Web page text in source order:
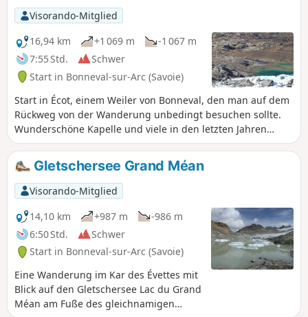
Visorando-Mitglied
16,94 km
+1 069 m
-1 067 m
7:55 Std.
Schwer
Start in Bonneval-sur-Arc (Savoie)
Start in Écot, einem Weiler von Bonneval, den man auf dem
Rückweg von der Wanderung unbedingt besuchen sollte.
Wunderschöne Kapelle und viele in den letzten Jahren
renovierte Häuser. Es ist das höchstgelegene bewohnte Dorf
Frankreichs, außer im Winter.
Gletschersee Grand Méan
Visorando-Mitglied
14,10 km
+987 m
-986 m
6:50 Std.
Schwer
Start in Bonneval-sur-Arc (Savoie)
Eine Wanderung im Kar des Évettes mit
Blick auf den Gletschersee Lac du Grand
Méan am Fuße des gleichnamigen